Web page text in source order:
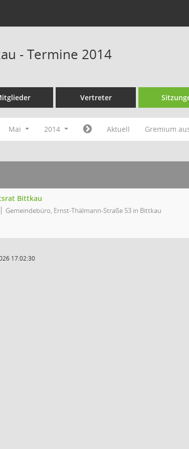
- Termine 2014
Vertreter
Mai 2014 Aktuell Gremium
Bittkau
Gemeindebüro, Ernst-Thälmann-Straße 53 in Bittkau
17:02:30